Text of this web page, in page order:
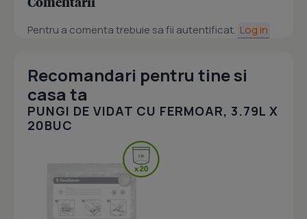
Pentru a comenta trebuie sa fii autentificat. Log in
Recomandari pentru tine si
casa ta
PUNGI DE VIDAT CU FERMOAR, 3.79L X
20BUC